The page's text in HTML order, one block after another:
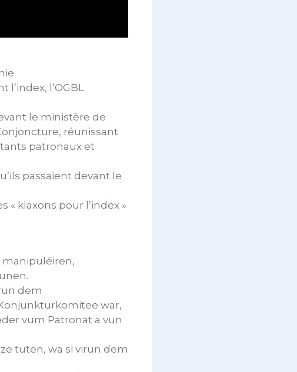
l’OGBL
le ministère de
réunissant
patronaux et
passaient devant le
klaxons pour l’index »
manipuléiren,
dem
war,
vum Patronat a vun
tuten, wa si virun dem